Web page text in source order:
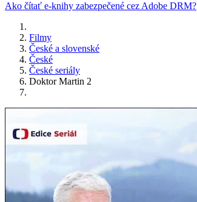
Ako čítať e-knihy zabezpečené cez Adobe DRM?
Filmy
České a slovenské
České
České seriály
Doktor Martin 2